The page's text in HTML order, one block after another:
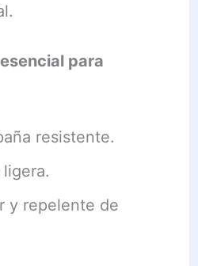
para
resistente.
y repelente de